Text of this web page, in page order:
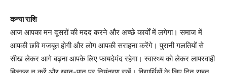
कन्या राशि
आज आपका मन दूसरों की मदद करने और अच्छे कार्यों में लगेगा। समाज में
आपकी छवि मजबूत होगी और लोग आपकी सराहना करेंगे। पुरानी गलतियों से
सीख लेकर आगे बढ़ना आपके लिए फायदेमंद रहेगा। स्वास्थ्य को लेकर लापरवाही